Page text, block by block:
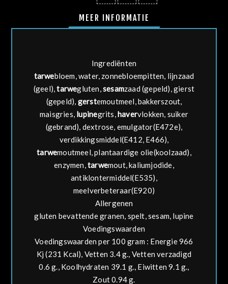
MEER INFORMATIE
Ingrediënten
tarwebloem, water, zonnebloempitten, lijnzaad
(geel),tarwegluten, sesamzaad (gepeld), gierst
(gepeld), gerstemoutmeel, bakkerszout,
maisgries, lupinegrits, havervlokken, suiker
(gebrand), dextrose, emulgator(E472e),
verdikkingsmiddel(E412, E466),
tarwemoutmeel, plantaardige olie(koolzaad),
enzymen, tarwemout, kaliumjodide,
antiklontermiddel(E535),
meelverbeteraar(E920)
Allergenen
gluten bevattende granen, spelt, sesam, lupine
Voedingswaarden
Voedingswaarden per 100 gram : Energie 966
Kj (231 Kcal), Vetten 3.4 g., Vetten verzadigd
0.6 g., Koolhydraten 39.1 g., Eiwitten 9.1 g.,
Zout 0.94 g.